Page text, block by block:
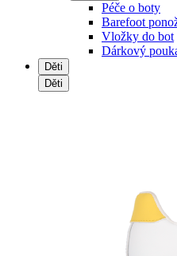
Péče o boty
Barefoot
Vložky do bot
Dárkový
Děti
Děti